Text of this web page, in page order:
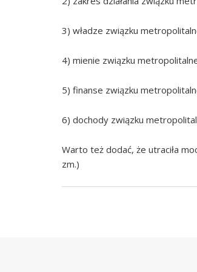
3) władze związku
4) mienie związku
5) finanse związku
6) dochody związku
Warto też dodać, że utraciła
zm.)